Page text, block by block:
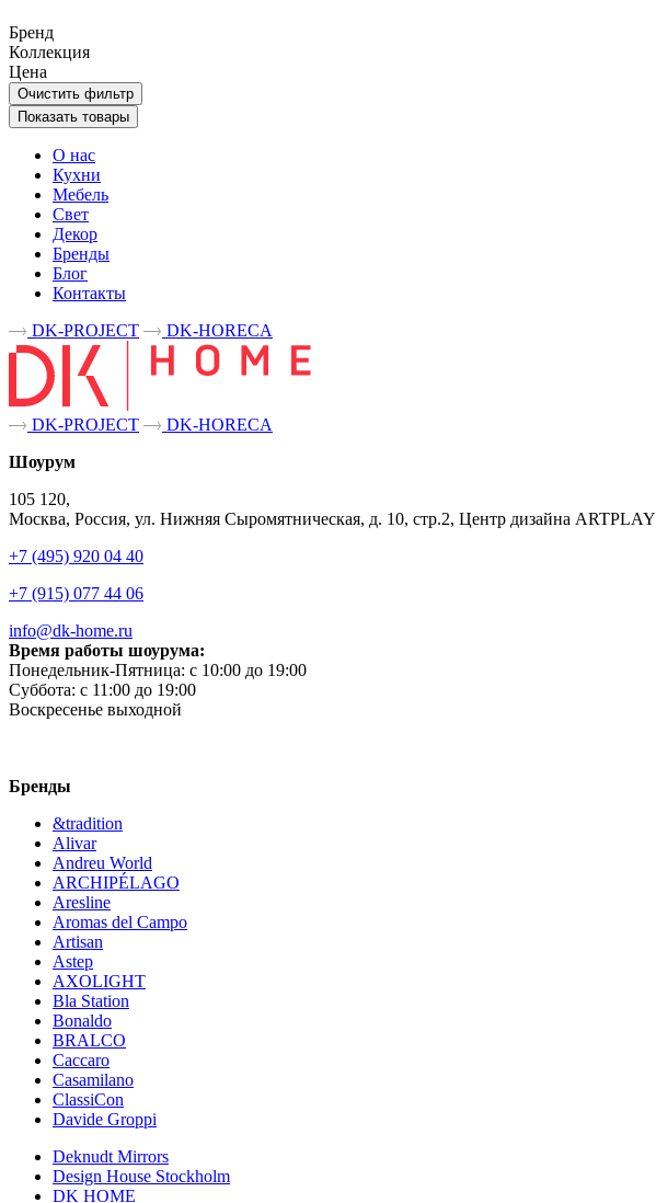
Бренд
Коллекция
Цена
Очистить фильтр
Показать товары
О нас
Кухни
Мебель
Свет
Декор
Бренды
Блог
Контакты
DK-PROJECT
DK-HORECA
DK-PROJECT
DK-HORECA
Шоурум
105 120,
Москва, Россия, ул. Нижняя Сыромятническая, д. 10, стр.2, Центр дизайна ARTPLAY
+7 (495) 920 04 40
+7 (915) 077 44 06
info@dk-home.ru
Время работы шоурума:
Понедельник-Пятница: c 10:00 до 19:00
Суббота: c 11:00 до 19:00
Воскресенье выходной
Бренды
&tradition
Alivar
Andreu World
ARCHIPÉLAGO
Aresline
Aromas del Campo
Artisan
Astep
AXOLIGHT
Bla Station
Bonaldo
BRALCO
Caccaro
Casamilano
ClassiCon
Davide Groppi
Deknudt Mirrors
Design House Stockholm
DK HOME